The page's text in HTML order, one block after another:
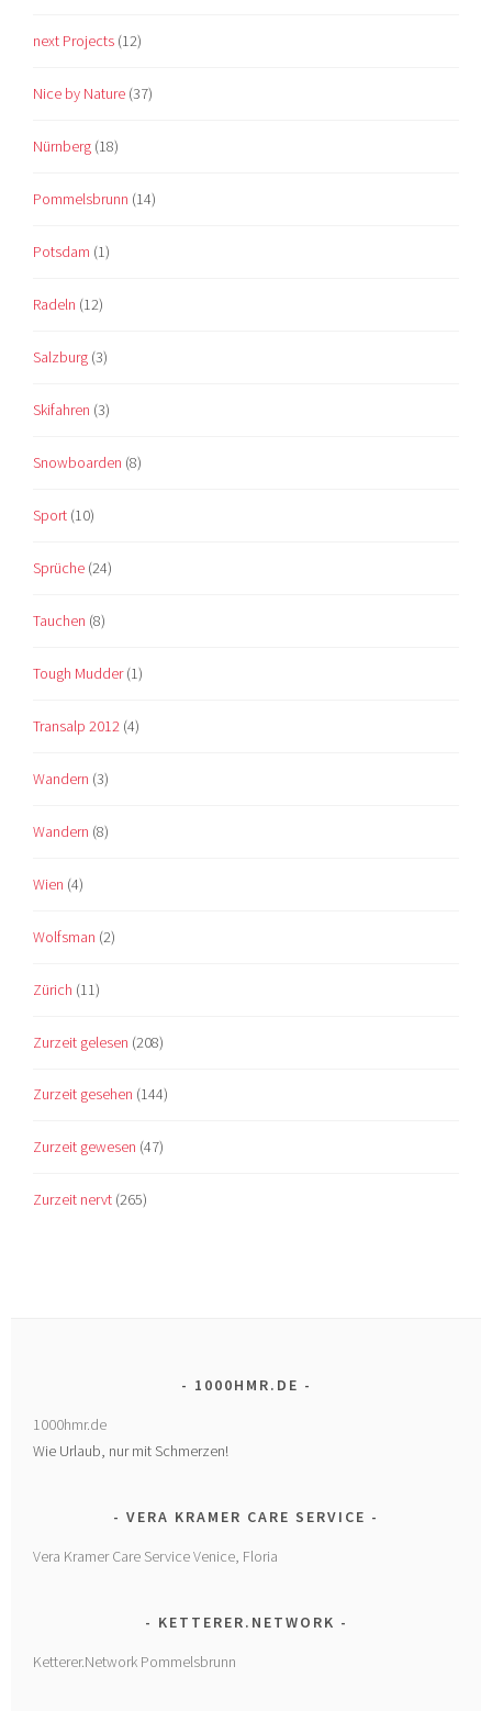
next Projects (12)
Nice by Nature (37)
Nürnberg (18)
Pommelsbrunn (14)
Potsdam (1)
Radeln (12)
Salzburg (3)
Skifahren (3)
Snowboarden (8)
Sport (10)
Sprüche (24)
Tauchen (8)
Tough Mudder(1)
Transalp 2012 (4)
Wandern (3)
Wandern (8)
Wien (4)
Wolfsman (2)
Zürich (11)
Zurzeit gelesen (208)
Zurzeit gesehen (144)
Zurzeit gewesen (47)
Zurzeit nervt (265)
1000HMR.DE
1000hmr.de
Wie Urlaub, nur mit Schmerzen!
VERA KRAMER CARE SERVICE
Vera Kramer Care Service Venice, Floria
KETTERER.NETWORK
Ketterer.Network Pommelsbrunn